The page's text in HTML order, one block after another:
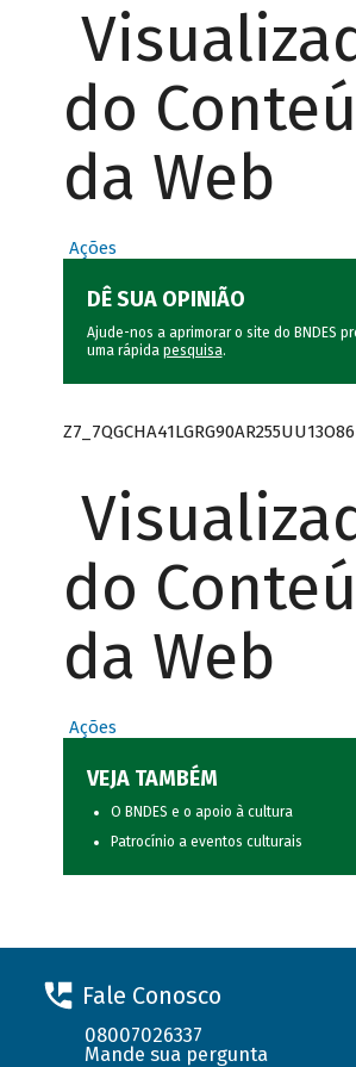
do
da Web
Ações
DÊ SUA OPINIÃO
Ajude-nos a aprimorar o site do BNDES
uma rápida pesquisa.
Z7_7QGCHA41LGRG90AR255UU13O86
do
da Web
Ações
VEJA TAMBÉM
O BNDES e o apoio à cultura
Patrocínio a eventos culturais
Fale Conosco
08007026337
Mande sua pergunta